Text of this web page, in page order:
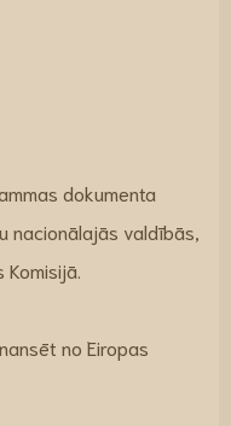
dokumenta
nacionālajās valdībās,
no Eiropas